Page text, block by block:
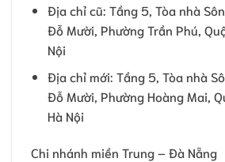
Địa chỉ cũ: Tầng 5, Tòa nhà
Đỗ Mười, Phường Trần Phú,
Nội
Địa chỉ mới: Tầng 5, Tòa nhà
Đỗ Mười, Phường Hoàng Mai,
Hà Nội
Chi nhánh miền Trung – Đà Nẵng